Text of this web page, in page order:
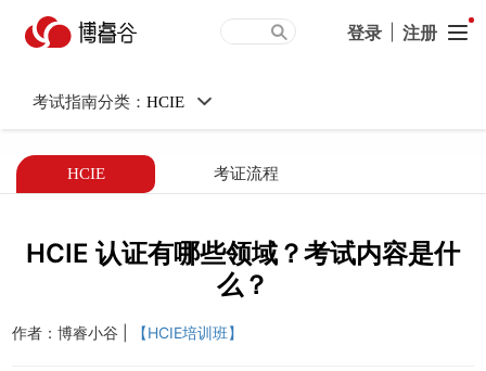
HCIE 认证有哪些领域？考
试内容是什么？
登录 注册
考试指南分类： HCIE
HCIE 考证流程
HCIE 认证有哪些领域？考试内容是什
么？
作者：博睿小谷 | 【HCIE培训班】